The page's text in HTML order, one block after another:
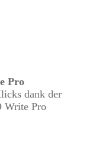
Pro
dank der
Write Pro